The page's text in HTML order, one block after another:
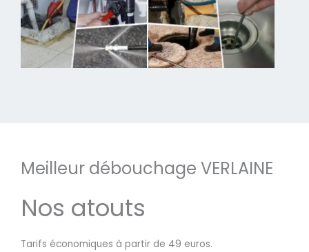
Meilleur débouchage VERLAINE
Nos atouts
Tarifs économiques à partir de 49 euros.